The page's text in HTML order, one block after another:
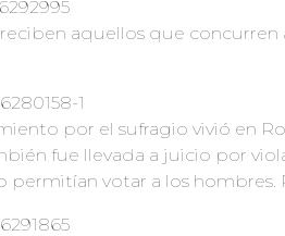
reciben aquellos que
por el sufragio vivió en
fue llevada a juicio por
permitían votar a los hombres.